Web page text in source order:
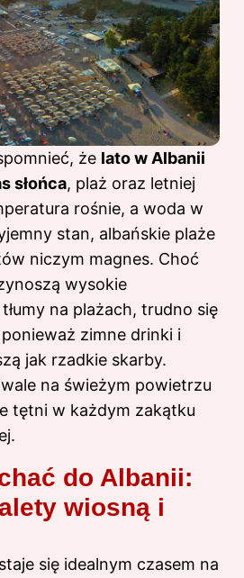
że lato w Albanii
słońca, plaż oraz letniej
rośnie, a woda w
stan, albańskie plaże
niczym magnes. Choć
wysokie
na plażach, trudno się
zimne drinki i
jak rzadkie skarby.
na świeżym powietrzu
tętni w każdym zakątku
do Albanii:
wiosną i
się idealnym czasem na